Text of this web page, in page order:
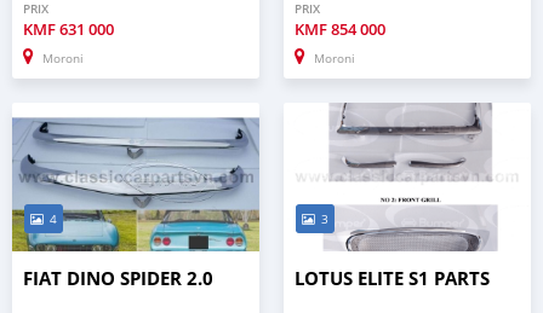
PRIX
KMF631 000
Moroni
PRIX
KMF854 000
Moroni
4
FIAT DINO SPIDER 2.0
3
LOTUS ELITE S1 PARTS